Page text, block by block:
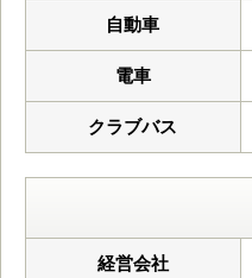
自動車
電車
クラブバス
経営会社